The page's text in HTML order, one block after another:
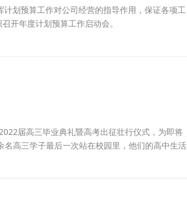
划预算工作对公司经营的指导作用，保证各项工
开年度计划预算工作启动会。
届高三毕业典礼暨高考出征壮行仪式，为即将
高三学子最后一次站在校园里，他们的高中生活